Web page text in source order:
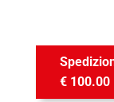
€ 100.00